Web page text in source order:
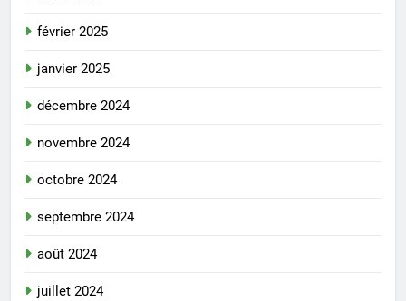
février 2025
janvier 2025
décembre 2024
novembre 2024
octobre 2024
septembre 2024
août 2024
juillet 2024